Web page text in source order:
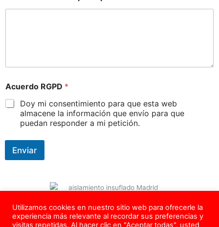
Acuerdo RGPD *
Doy mi consentimiento para que esta web
almacene la información que envío para que
puedan responder a mi petición.
Enviar
Copyright © 2026 – Todos los Derechos Reservados –
info@aislamadrid.com– Tel.624 639 218
Utilizamos cookies en nuestro sitio web para ofrecerle la
experiencia más relevante al recordar sus preferencias y
visitas repetidas. Al hacer clic en "Aceptar todas", usted